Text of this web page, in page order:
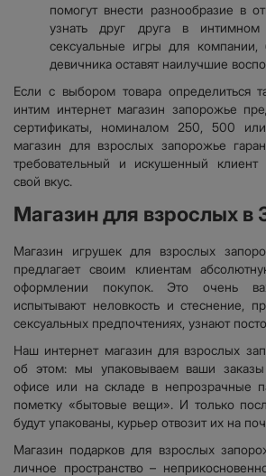
помогут внести разнообразие в
узнать друг друга в
сексуальные игры для компании,
девичника оставят наилучшие
Если с выбором товара определиться
интим интернет магазин запорожье
сертификаты, номиналом 250, 500
магазин для взрослых запорожье
требовательный и искушенный клиент
свой вкус.
Магазин для взрослых в
Магазин игрушек для взрослых
предлагает своим клиентам
оформлении покупок. Это очень
испытывают неловкость и стеснение,
сексуальных предпочтениях, узнают
Наш интернет магазин для взрослых
об этом: мы упаковываем ваши заказы
офисе или на складе в непрозрачные
пометку «бытовые вещи». И только
будут упакованы, курьер отвозит их на
Магазин подарков для взрослых
личное пространство –